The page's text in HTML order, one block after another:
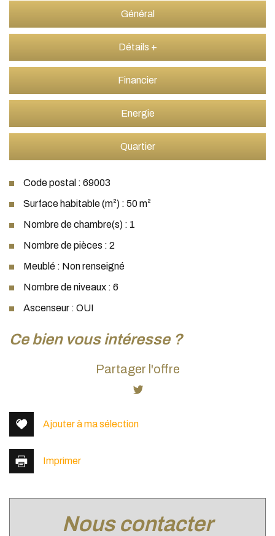
Général
Détails +
Financier
Energie
Quartier
Code postal : 69003
Surface habitable (m²) : 50 m²
Nombre de chambre(s) : 1
Nombre de pièces : 2
Meublé : Non renseigné
Nombre de niveaux : 6
Ascenseur : OUI
la ville de lyon (69003)
Leaflet |©JawgMaps|© OpenStreetMap
ce bien vous intéresse ?
Partager l'offre
Ajouter à ma sélection
Imprimer
nous contacter